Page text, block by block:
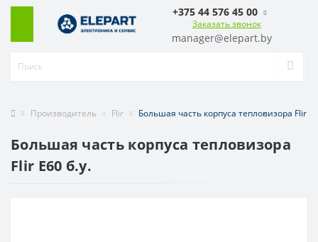
+375 44 576 45 00
Заказать звонок
manager@elepart.by
Производитель Flir Большая часть корпуса тепловизора Flir
Большая часть корпуса тепловизора
Flir E60 б.у.